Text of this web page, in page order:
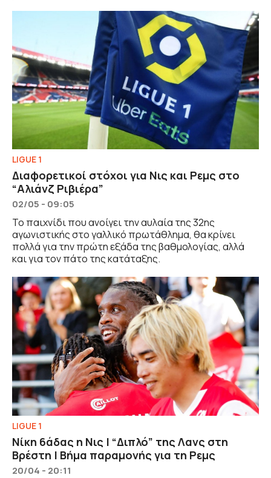
LIGUE 1
Διαφορετικοί στόχοι για Νις και Ρεμς στο
“Αλιάνζ Ριβιέρα”
02/05 - 09:05
Το παιχνίδι που ανοίγει την αυλαία της 32ης
αγωνιστικής στο γαλλικό πρωτάθλημα, θα κρίνει
πολλά για την πρώτη εξάδα της βαθμολογίας, αλλά
και για τον πάτο της κατάταξης.
LIGUE 1
Νίκη 6άδας η Νις | “Διπλό” της Λανς στη
Βρέστη | Βήμα παραμονής για τη Ρεμς
20/04 - 20:11